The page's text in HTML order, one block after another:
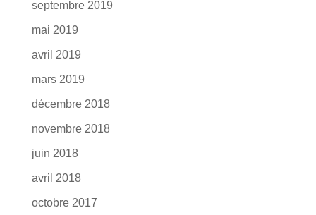
septembre 2019
mai 2019
avril 2019
mars 2019
décembre 2018
novembre 2018
juin 2018
avril 2018
octobre 2017